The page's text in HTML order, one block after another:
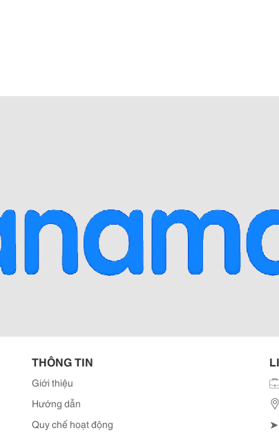
THÔNG TIN
Giới thiệu
Hướng dẫn
Quy chế hoạt động
➤